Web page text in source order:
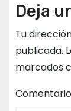
Deja
Tu
publicada.
marcados
Comentario